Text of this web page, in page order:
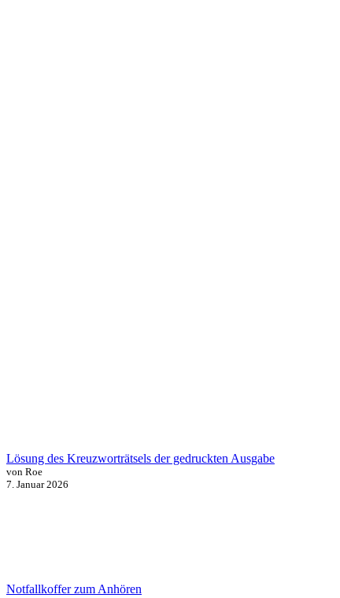
Lösung des Kreuzworträtsels der gedruckten Ausgabe
von Roe
7. Januar 2026
Notfallkoffer zum Anhören